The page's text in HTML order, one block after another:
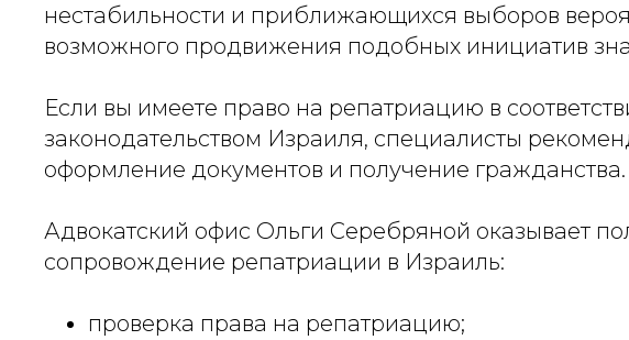
нестабильности и приближающихся выборов
возможного продвижения подобных инициатив
Если вы имеете право на репатриацию в
законодательством Израиля, специалисты
оформление документов и получение гражданства.
Адвокатский офис Ольги Серебряной оказывает
сопровождение репатриации в Израиль:
проверка права на репатриацию;